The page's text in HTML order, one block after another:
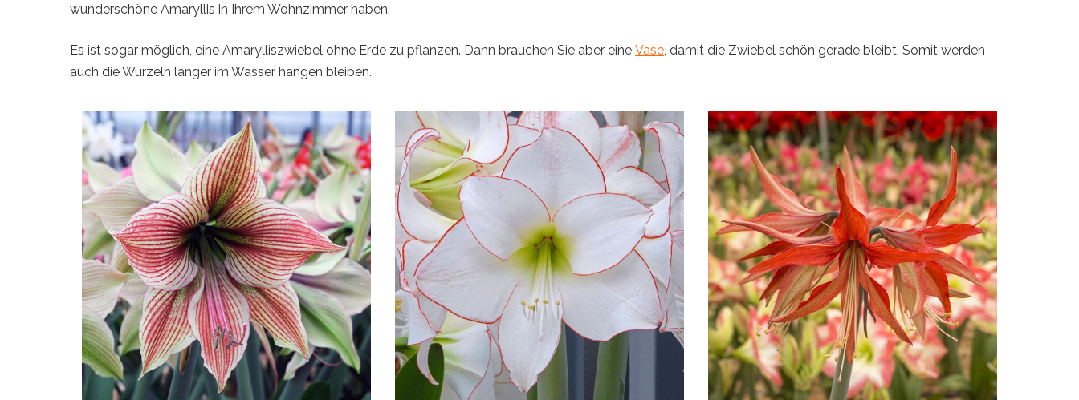
wunderschöne Amaryllis in Ihrem Wohnzimmer haben.
Es ist sogar möglich, eine Amarylliszwiebel ohne Erde zu pflanzen. Dann brauchen Sie aber eine Vase , damit die Zwiebel schön gerade bleibt. Somit werden
auch die Wurzeln länger im Wasser hängen bleiben.